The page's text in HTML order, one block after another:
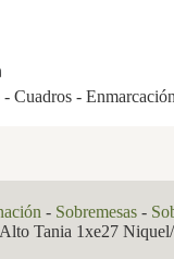
Cuadros -
- Sobremesas -
Tania 1xe27